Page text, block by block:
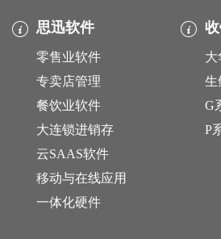
思迅软件
零售业软件
专卖店管理
餐饮业软件
大连锁进销存
云SAAS软件
移动与在线应用
一体化硬件
大
生
G
P